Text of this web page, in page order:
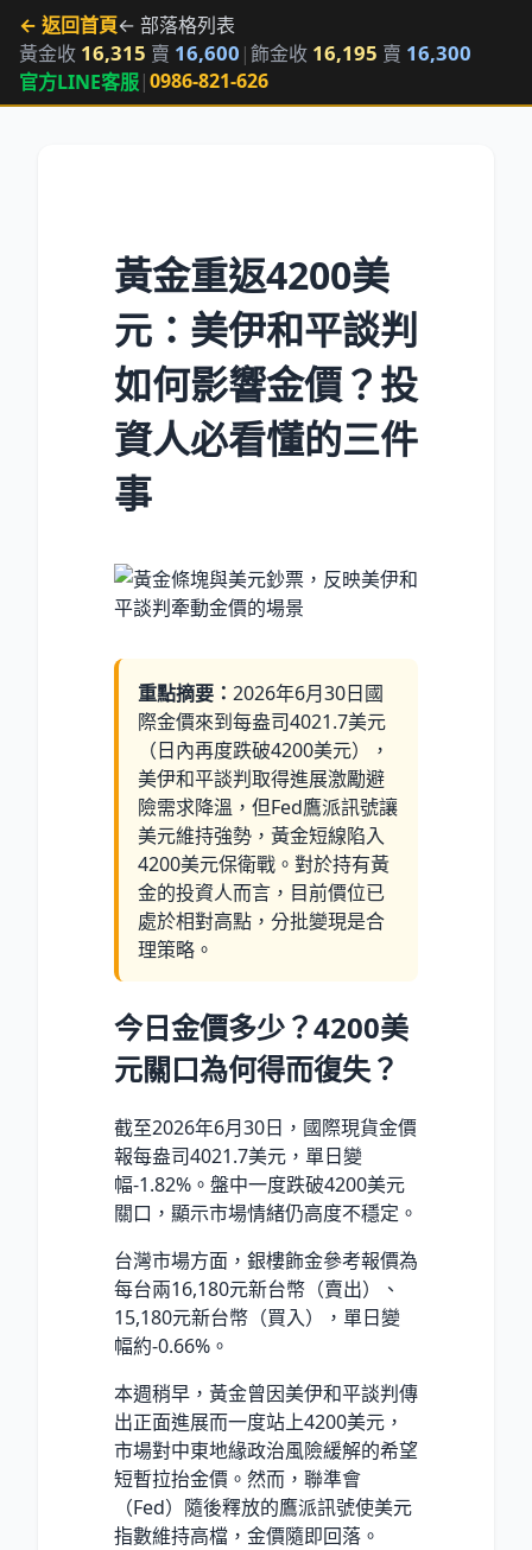
← 返回首頁← 部落格列表
黃金收 16,315 賣 16,600 |飾金收 16,195 賣 16,300
官方LINE客服|0986-821-626
黃金重返4200美
元：美伊和平談判
如何影響金價？投
資人必看懂的三件
事
重點摘要： 2026年6月30日國
際金價來到每盎司4021.7美元
（日內再度跌破4200美元），
美伊和平談判取得進展激勵避
險需求降溫，但Fed鷹派訊號讓
美元維持強勢，黃金短線陷入
4200美元保衛戰。對於持有黃
金的投資人而言，目前價位已
處於相對高點，分批變現是合
理策略。
今日金價多少？4200美
元關口為何得而復失？
截至2026年6月30日 ，國際現貨金價
報每盎司4021.7美元 ，單日變
幅-1.82% 。盤中一度跌破4200美元
關口，顯示市場情緒仍高度不穩定。
台灣市場方面，銀樓飾金參考報價為
每台兩16,180元新台幣 （賣出）、
15,180元新台幣 （買入），單日變
幅約-0.66% 。
本週稍早，黃金曾因美伊和平談判傳
出正面進展而一度站上4200美元，
市場對中東地緣政治風險緩解的希望
短暫拉抬金價。然而，聯準會
（Fed）隨後釋放的鷹派訊號使美元
指數維持高檔，金價隨即回落。